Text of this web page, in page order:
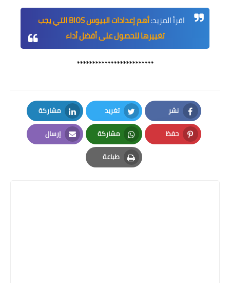
اقرأ المزيد:
أهم إعدادات البيوس BIOS التي يجب
تغييرها للحصول على أفضل أداء
*************************
نشر
Facebook
تغريد
Twitter
مشاركة
LinkedIn
حفظ
Pinterest
مشاركة
Whatsapp
إرسال
Email
طباعة
Print